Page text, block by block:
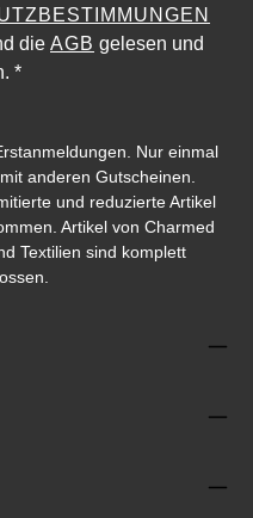
die AGB gelesen und
*
Nur einmal
anderen Gutscheinen.
und reduzierte Artikel
Artikel von Charmed
Textilien sind komplett